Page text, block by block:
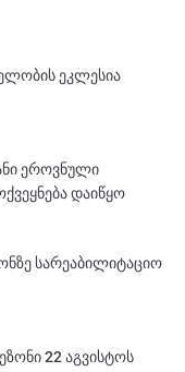
ეკლესია
ეროვნული
დაიწყო
სარეაბილიტაციო
22 აგვისტოს